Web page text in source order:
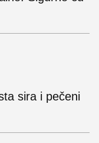
sira i pečeni